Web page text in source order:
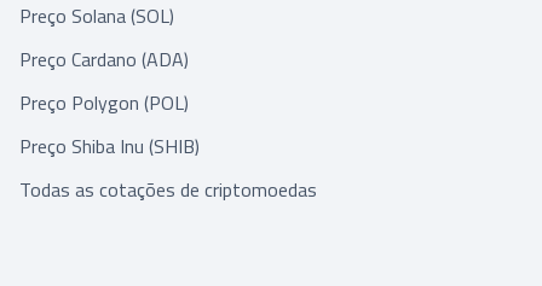
Preço Solana (SOL)
Preço Cardano (ADA)
Preço Polygon (POL)
Preço Shiba Inu (SHIB)
Todas as cotações de criptomoedas